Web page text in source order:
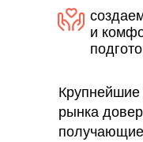
Крупнейшие
рынка
и